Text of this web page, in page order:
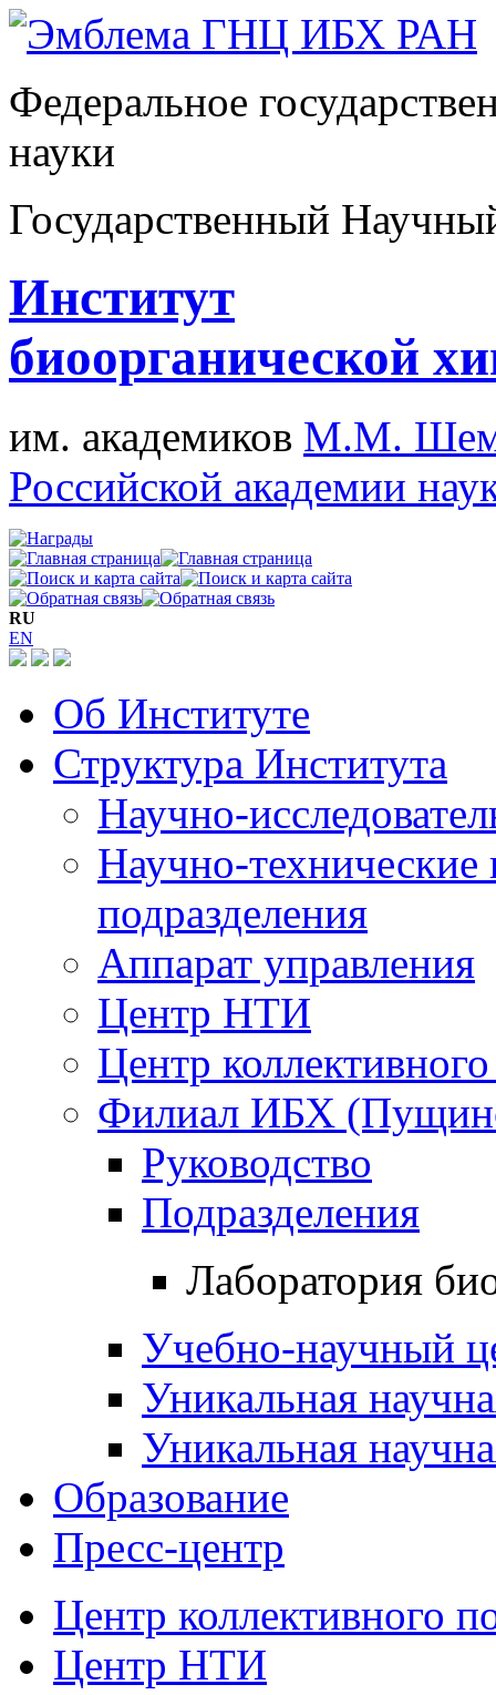
Федеральное
науки
Государственный
Институт
биоорганической
им. академиков М.М.
Российской академии
RU
EN
Об Институте
Структура Института
Научно-
Научно-технические
подразделения
Аппарат управления
Центр НТИ
Центр
Филиал ИБХ
Руководство
Подразделения
Лаборатория
Учебно-научный
Уникальная
Уникальная
Образование
Пресс-центр
Центр коллективного
Центр НТИ